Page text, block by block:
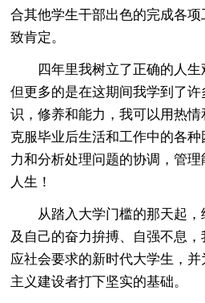
合其他学生干部出色的完成各
致肯定。
四年里我树立了正确的人生
但更多的是在这期间我学到了
识，修养和能力，我可以用热
克服毕业后生活和工作中的各
力和分析处理问题的协调，管
人生！
从踏入大学门槛的那天起
及自己的奋力拚搏、自强不息
应社会要求的新时代大学生，
主义建设者打下坚实的基础。